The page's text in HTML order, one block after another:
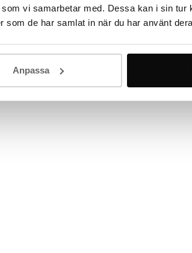
vi samarbetar med. Dessa kan i sin tur
som de har samlat in när du har använt
Anpassa